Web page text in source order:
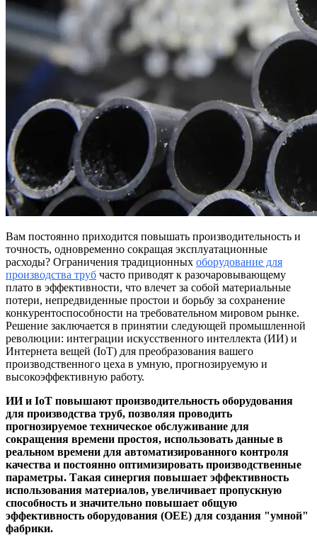
Вам постоянно приходится повышать производительность и
точность, одновременно сокращая эксплуатационные
расходы? Ограничения традиционных оборудование для
производства труб часто приводят к разочаровывающему
плато в эффективности, что влечет за собой материальные
потери, непредвиденные простои и борьбу за сохранение
конкурентоспособности на требовательном мировом рынке.
Решение заключается в принятии следующей промышленной
революции: интеграции искусственного интеллекта (ИИ) и
Интернета вещей (IoT) для преобразования вашего
производственного цеха в умную, прогнозируемую и
высокоэффективную работу.
ИИ и IoT повышают производительность оборудования
для производства труб, позволяя проводить
прогнозируемое техническое обслуживание для
сокращения времени простоя, использовать данные в
реальном времени для автоматизированного контроля
качества и постоянно оптимизировать производственные
параметры. Такая синергия повышает эффективность
использования материалов, увеличивает пропускную
способность и значительно повышает общую
эффективность оборудования (OEE) для создания "умной"
фабрики.